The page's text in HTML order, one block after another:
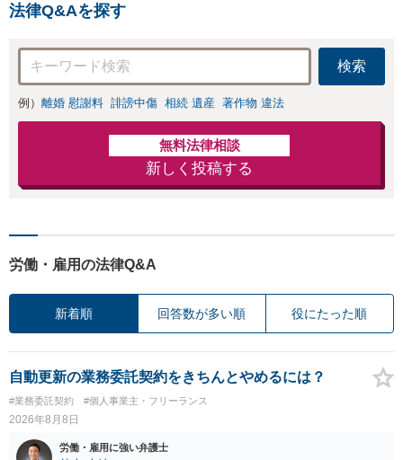
法律Q&Aを探す
検索
例） 離婚 慰謝料 誹謗中傷 相続 遺産 著作物 違法
無料法律相談
新しく投稿する
労働・雇用の法律Q&A
新着順 回答数が多い順 役にたった順
自動更新の業務委託契約をきちんとやめるには？
#業務委託契約 #個人事業主・フリーランス
2026年8月8日
労働・雇用に強い弁護士